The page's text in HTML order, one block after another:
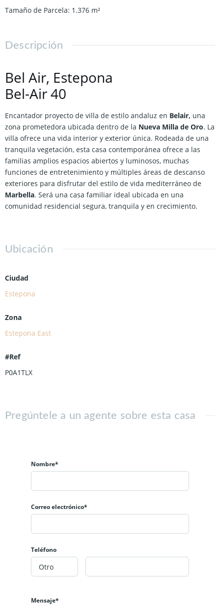
Tamaño de Parcela: 1.376 m²
Descripción
Bel Air, Estepona
Bel-Air 40
Encantador proyecto de villa de estilo andaluz en Belair, una
zona prometedora ubicada dentro de la Nueva Milla de Oro. La
villa ofrece una vida interior y exterior única. Rodeada de una
tranquila vegetación, esta casa contemporánea ofrece a las
familias amplios espacios abiertos y luminosos, muchas
funciones de entretenimiento y múltiples áreas de descanso
exteriores para disfrutar del estilo de vida mediterráneo de
Marbella. Será una casa familiar ideal ubicada en una
comunidad residencial segura, tranquila y en crecimiento.
Ubicación
Ciudad
Estepona
Zona
Estepona East
#Ref
P0A1TLX
Pregúntele a un agente sobre esta casa
Nombre*
Correo electrónico*
Teléfono
Mensaje*